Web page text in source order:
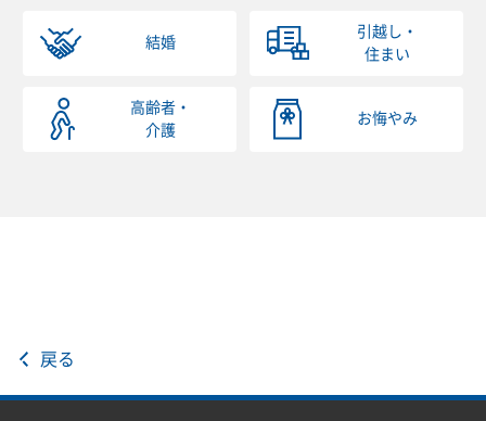
結婚
引越し・
住まい
高齢者・
介護
お悔やみ
戻る